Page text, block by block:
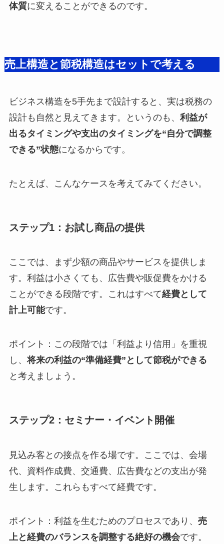
体質に変えることができるのです。
売上構造と節税構造はセットで考える
ビジネス構造を5手先まで設計すると、実は税務の
設計も自然と見えてきます。というのも、 利益が
出るタイミングや支出のタイミングを“自分で調整
できる”状態になるからです。
たとえば、こんなケースを考えてみてください。
ステップ1：お試し商品の提供
ここでは、まず少額の商品やサービスを提供しま
す。利益は小さくても、広告費や販促費をかける
ことができる段階です。これはすべて経費として
計上可能です。
ポイント：この段階では「利益より信用」を重視
し、 将来の利益の“準備経費”として節税ができる
と考えましょう。
ステップ2：セミナー・イベント開催
見込み客との接点を作る場です。ここでは、会場
代、資料作成費、交通費、広告費などの支出が発
生します。これらもすべて経費です。
ポイント：利益を生むためのプロセスであり、 売
上と経費のバランスを調整する絶好の機会です。